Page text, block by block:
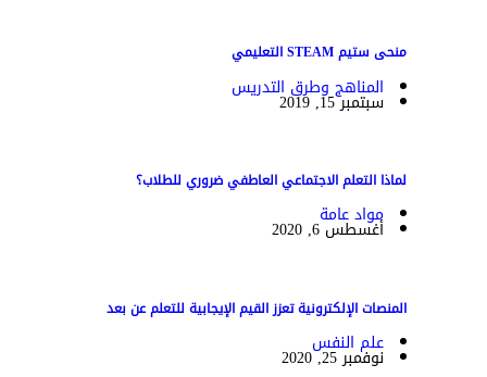
منحى ستيم STEAM التعليمي
المناهج وطرق التدريس
سبتمبر 15, 2019
لماذا التعلم الاجتماعي العاطفي ضروري للطلاب؟
مواد عامة
أغسطس 6, 2020
المنصات الإلكترونية تعزز القيم الإيجابية للتعلم عن بعد
علم النفس
نوفمبر 25, 2020